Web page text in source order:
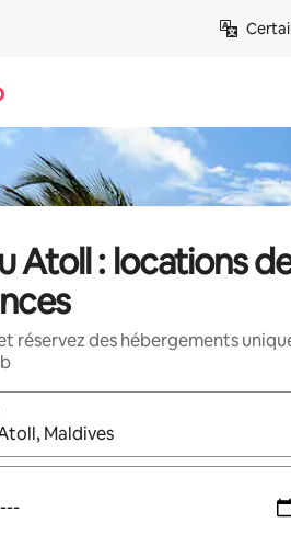
Atoll : locations
réservez des hébergements
les résultats s'affichent, utilisez les